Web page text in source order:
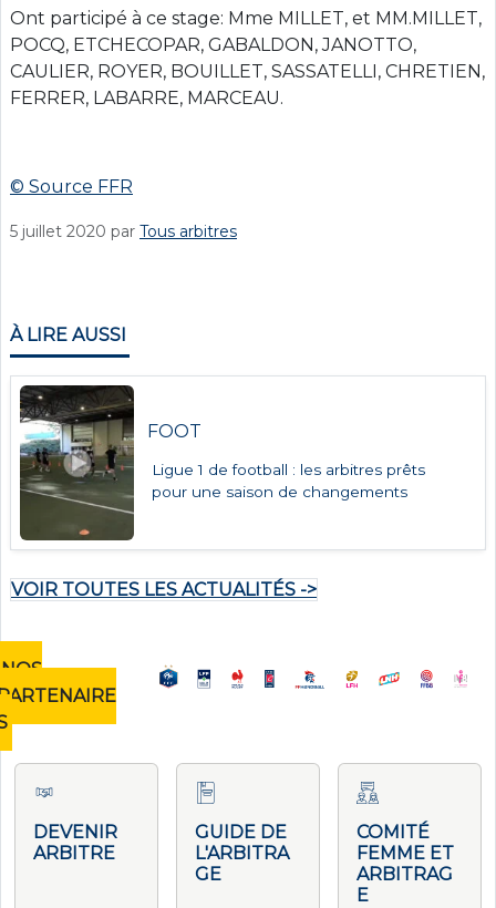
Ont participé à ce stage: Mme MILLET, et MM.MILLET,
POCQ, ETCHECOPAR, GABALDON, JANOTTO,
CAULIER, ROYER, BOUILLET, SASSATELLI, CHRETIEN,
FERRER, LABARRE, MARCEAU.
© Source FFR
5 juillet 2020 par Tous arbitres
À LIRE AUSSI
FOOT
Ligue 1 de football : les arbitres prêts
pour une saison de changements
VOIR TOUTES LES ACTUALITÉS ->
NOS
DEVENIR
ARBITRE
GUIDE DE
L'ARBITRA
GE
COMITÉ
FEMME ET
ARBITRAG
E